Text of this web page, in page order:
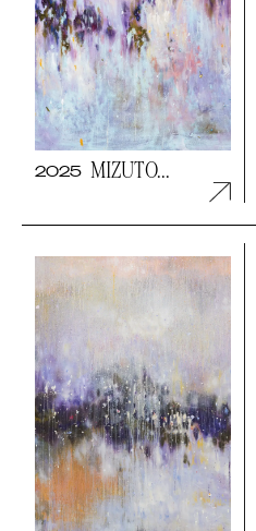
2025 MIZUTO...